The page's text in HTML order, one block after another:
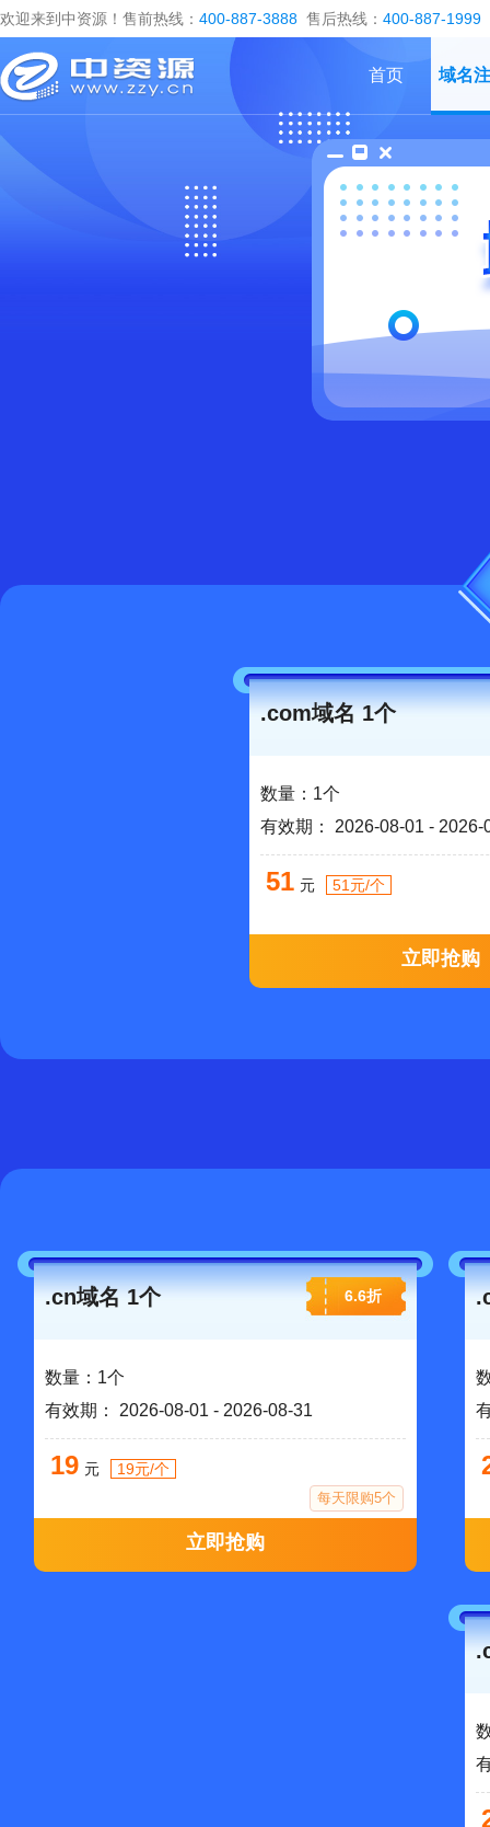
欢迎来到中资源！售前热线： 400-887-3888 售后热线： 400-887-1999
域名
首页
.com域名 1个
数量：1个
有效期： 2026-08-
51 元 51元/个
立即抢购
6.6折
.cn域名 1个
数量：1个
有效期： 2026-08-01 - 2026-08-31
19 元 19元/个
每天限购5个
立即抢购